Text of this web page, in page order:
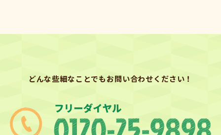
どんな些細なことでもお問い合わせください！